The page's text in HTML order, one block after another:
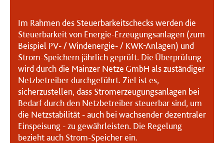
Im Rahmen des Steuerbarkeitschecks werden die
Steuerbarkeit von Energie-Erzeugungsanlagen (zum
Beispiel PV- / Windenergie- / KWK-Anlagen) und
Strom-Speichern jährlich geprüft. Die Überprüfung
wird durch die Mainzer Netze GmbH als zuständiger
Netzbetreiber durchgeführt. Ziel ist es,
sicherzustellen, dass Stromerzeugungsanlagen bei
Bedarf durch den Netzbetreiber steuerbar sind, um
die Netzstabilität - auch bei wachsender dezentraler
Einspeisung - zu gewährleisten. Die Regelung
bezieht auch Strom-Speicher ein.